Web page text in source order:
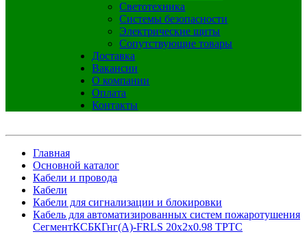
Светотехника
Системы безопасности
Электрические щиты
Сопутствующие товары
Доставка
Вакансии
О компании
Оплата
Контакты
Главная
Основной каталог
Кабели и провода
Кабели
Кабели для сигнализации и блокировки
Кабель для автоматизированных систем пожаротушения
СегментКСБКГнг(А)-FRLS 20х2х0.98 ТРТС